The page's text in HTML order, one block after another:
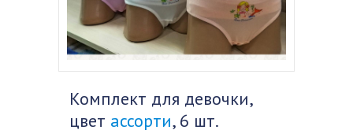
Комплект для девочки,
цвет ассорти, 6 шт.